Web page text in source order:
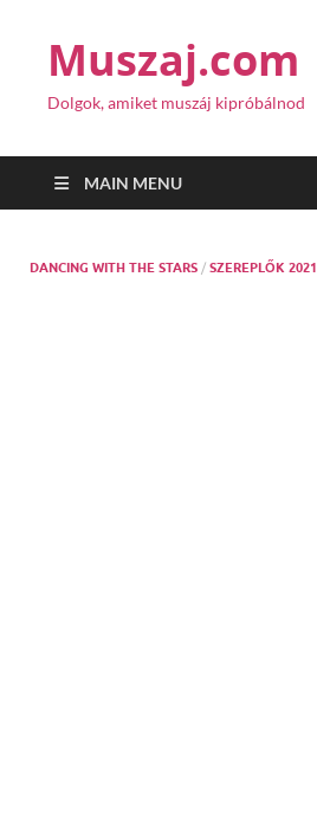
Muszaj.com
Dolgok, amiket muszáj kipróbálnod
MAIN MENU
DANCING WITH THE STARS / SZEREPLŐK 2021